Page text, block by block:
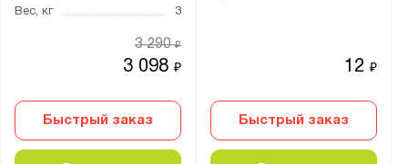
Вес, кг
3
3 098₽
3 290₽
Быстрый заказ
12₽
Быстрый заказ
до
Материал: